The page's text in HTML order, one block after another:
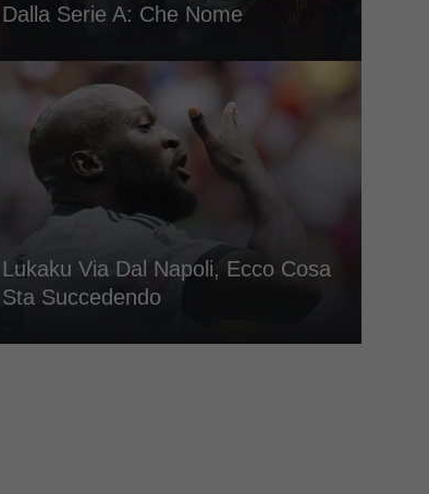
Dalla Serie A: Che Nome
Lukaku Via Dal Napoli, Ecco Cosa
Sta Succedendo